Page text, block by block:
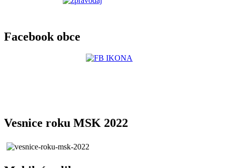
Facebook obce
Vesnice roku MSK 2022